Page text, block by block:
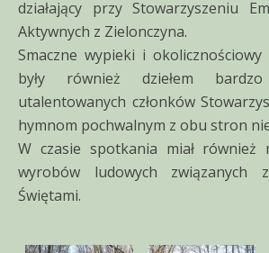
działający przy Stowarzyszeniu
Aktywnych z Zielonczyna.
Smaczne wypieki i
były również dziełem
utalentowanych członków
hymnom pochwalnym z obu stron
W czasie spotkania miał również
wyrobów ludowych związanych
Świętami.